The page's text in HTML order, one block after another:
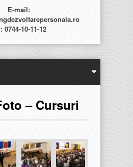
E-mail:
0744-10-11-12
– Cursuri